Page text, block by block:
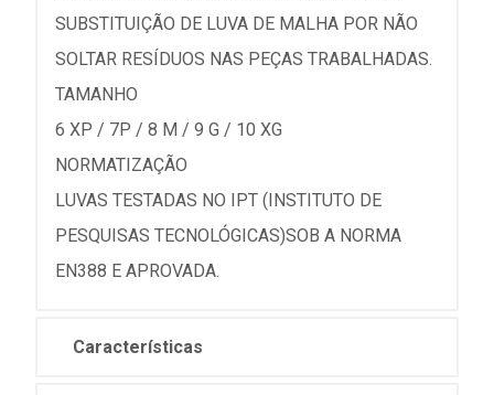
SUBSTITUIÇÃO DE LUVA DE MALHA POR NÃO
SOLTAR RESÍDUOS NAS PEÇAS TRABALHADAS.
TAMANHO
6 XP / 7P / 8 M / 9 G / 10 XG
NORMATIZAÇÃO
LUVAS TESTADAS NO IPT (INSTITUTO DE
PESQUISAS TECNOLÓGICAS)SOB A NORMA
EN388 E APROVADA.
Características